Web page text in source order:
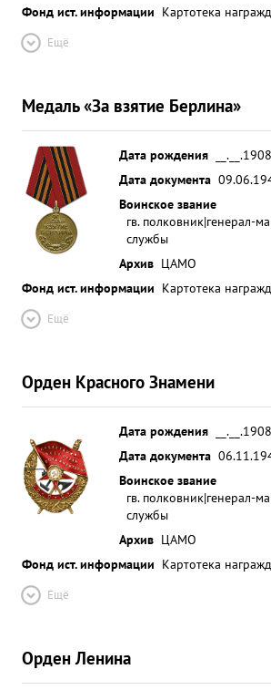
Фонд ист. информации Картотека
Ещё
Медаль «За взятие Берлина»
Дата рождения
__.__.1908
Дата документа
Воинское звание
гв. полковник|генерал-
службы
Архив ЦАМО
Фонд ист. информации Картотека
Ещё
Орден Красного Знамени
Дата рождения
__.__.1908
Дата документа
Воинское звание
гв. полковник|генерал-
службы
Архив ЦАМО
Фонд ист. информации Картотека
Ещё
Орден Ленина